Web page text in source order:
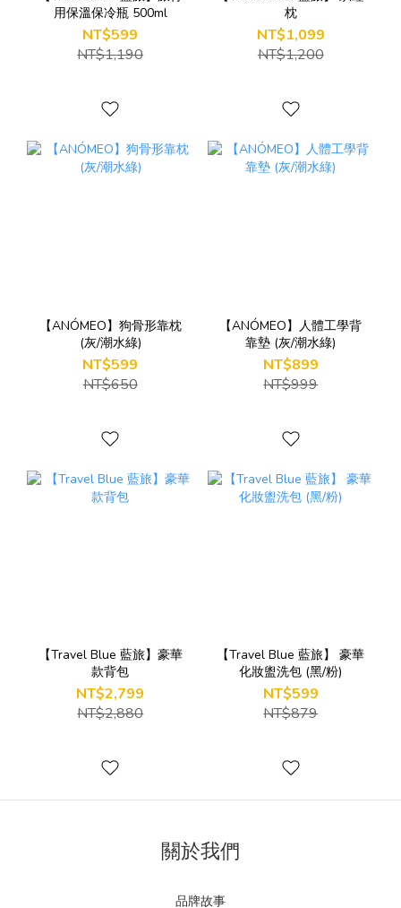
用保溫保冷瓶 500ml
NT$599
NT$1,190
枕
NT$1,099
NT$1,200
【ANÓMEO】狗骨形靠枕
(灰/潮水綠)
NT$599
NT$650
【ANÓMEO】人體工學背
靠墊 (灰/潮水綠)
NT$899
NT$999
【Travel Blue 藍旅】豪華
款背包
NT$2,799
NT$2,880
【Travel Blue 藍旅】 豪華
化妝盥洗包 (黑/粉)
NT$599
NT$879
關於我們
品牌故事